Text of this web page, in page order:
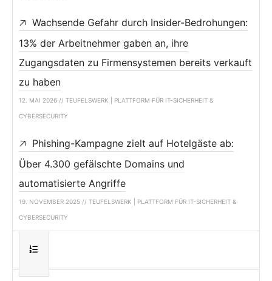
Wachsende Gefahr durch Insider-Bedrohungen:
13% der Arbeitnehmer gaben an, ihre
Zugangsdaten zu Firmensystemen bereits verkauft
zu haben
12. MAI 2026 // TEUFELSWERK | PLATTFORM FÜR IT-SICHERHEIT &
CYBERSECURITY
Phishing-Kampagne zielt auf Hotelgäste ab:
Über 4.300 gefälschte Domains und
automatisierte Angriffe
19. NOVEMBER 2025 // TEUFELSWERK | PLATTFORM FÜR IT-SICHERHEIT &
CYBERSECURITY